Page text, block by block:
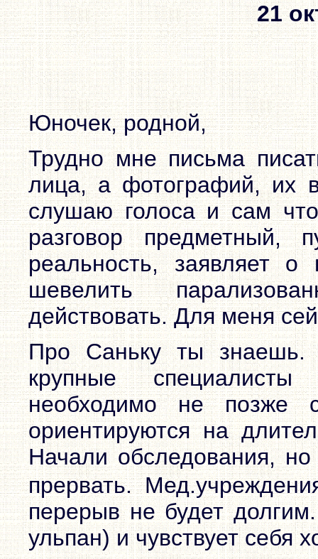
21
Юночек, родной,
Трудно мне письма
лица, а фотографий, их
слушаю голоса и сам
разговор предметный,
реальность, заявляет
шевелить
действовать. Для меня
Про Саньку ты знаешь.
крупные
необходимо не позже
ориентируются на
Начали обследования,
прервать.
перерыв не будет
ульпан) и чувствует себя